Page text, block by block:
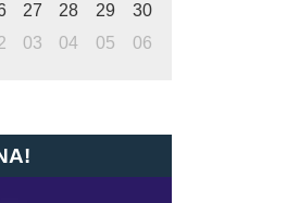
27 28 29
30
03 04 05 06